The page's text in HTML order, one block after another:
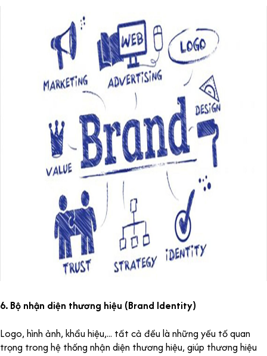
6. Bộ nhận diện thương hiệu (Brand Identity)
Logo, hình ảnh, khẩu hiệu,... tất cả đều là những yếu tố quan
trọng trong hệ thống nhận diện thương hiệu, giúp thương hiệu